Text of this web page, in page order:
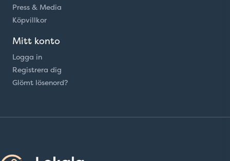
Press & Media
Köpvillkor
Mitt konto
Logga in
Registrera dig
Glömt lösenord?